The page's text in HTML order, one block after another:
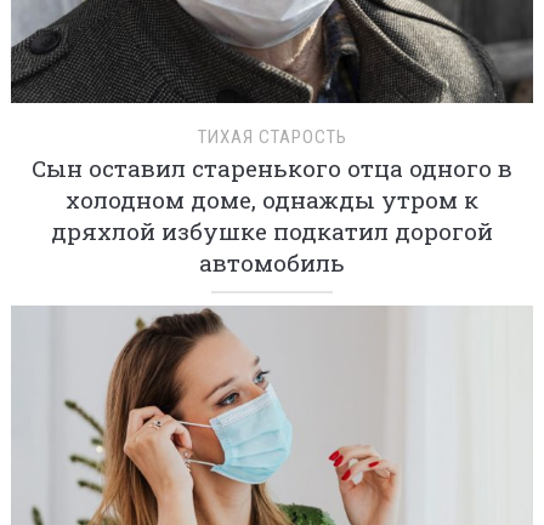
ТИХАЯ СТАРОСТЬ
Сын оставил старенького отца одного в
холодном доме, однажды утром к
дряхлой избушке подкатил дорогой
автомобиль